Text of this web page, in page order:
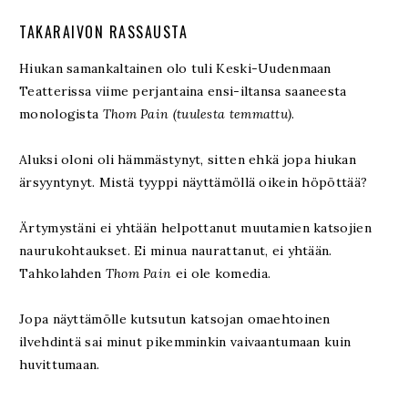
TAKARAIVON RASSAUSTA
Hiukan samankaltainen olo tuli Keski-Uudenmaan
Teatterissa viime perjantaina ensi-iltansa saaneesta
monologista Thom Pain (tuulesta temmattu).
Aluksi oloni oli hämmästynyt, sitten ehkä jopa hiukan
ärsyyntynyt. Mistä tyyppi näyttämöllä oikein höpöttää?
Ärtymystäni ei yhtään helpottanut muutamien katsojien
naurukohtaukset. Ei minua naurattanut, ei yhtään.
Tahkolahden Thom Pain ei ole komedia.
Jopa näyttämölle kutsutun katsojan omaehtoinen
ilvehdintä sai minut pikemminkin vaivaantumaan kuin
huvittumaan.